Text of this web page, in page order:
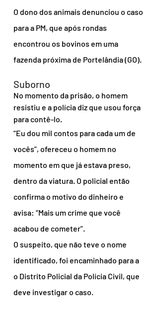
O dono dos animais denunciou o caso
para a PM, que após rondas
encontrou os bovinos em uma
fazenda próxima de Portelândia (GO).
Suborno
No momento da prisão, o homem
resistiu e a polícia diz que usou força
para contê-lo.
“Eu dou mil contos para cada um de
vocês”, ofereceu o homem no
momento em que já estava preso,
dentro da viatura. O policial então
confirma o motivo do dinheiro e
avisa: “Mais um crime que você
acabou de cometer”.
O suspeito, que não teve o nome
identificado, foi encaminhado para a
o Distrito Policial da Polícia Civil, que
deve investigar o caso.